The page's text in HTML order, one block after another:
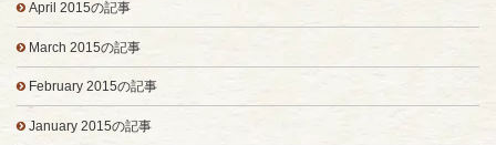
April 2015の記事
March 2015の記事
February 2015の記事
January 2015の記事